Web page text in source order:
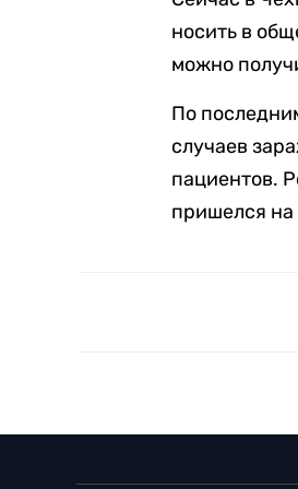
носить в
можно
По
случаев
пациентов.
пришелся на